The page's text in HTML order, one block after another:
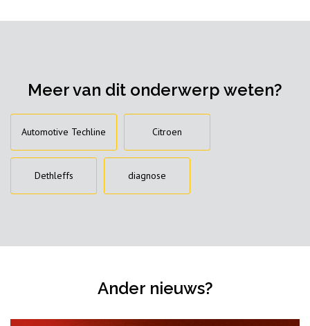
Meer van dit onderwerp weten?
Automotive Techline Citroen
Dethleffs diagnose
Ander nieuws?